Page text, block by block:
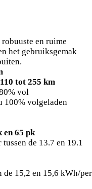
en ruime
het gebruiksgemak
110 tot 255 km
vol
100% volgeladen
en 65 pk
de 13.7 en 19.1
15,2 en 15,6 kWh/per